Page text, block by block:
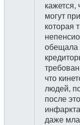
кажется,
могут
которая
обещала
что
людей,
после
даже